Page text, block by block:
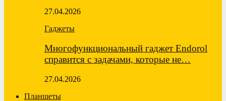
27.04.2026
Гаджеты
Многофункциональный гаджет Endorol
справится с задачами, которые не…
27.04.2026
Планшеты